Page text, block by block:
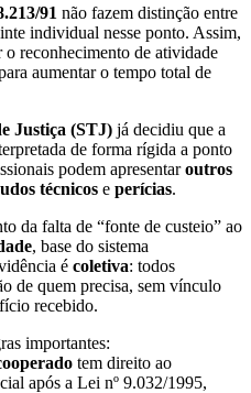
91 não fazem distinção entre
individual nesse ponto. Assim,
reconhecimento de atividade
aumentar o tempo total de
Justiça (STJ) já decidiu que a
de forma rígida a ponto
podem apresentaroutros
técnicos e perícias.
da falta de “fonte de custeio” ao
, base do sistema
é coletiva: todos
de quem precisa, sem vínculo
recebido.
importantes:
tem direito ao
após a Lei nº 9.032/1995,